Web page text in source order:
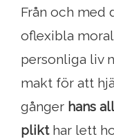
Från och med
oflexibla
personliga liv
makt för att
gånger hans
plikthar lett